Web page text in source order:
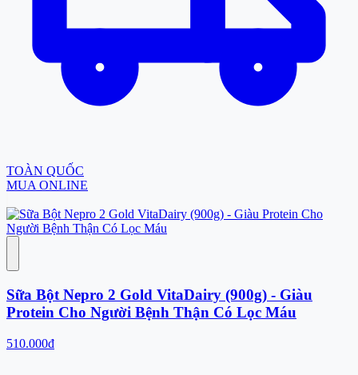
TOÀN QUỐC
MUA ONLINE
Sữa Bột Nepro 2 Gold VitaDairy (900g) - Giàu
Protein Cho Người Bệnh Thận Có Lọc Máu
510.000đ